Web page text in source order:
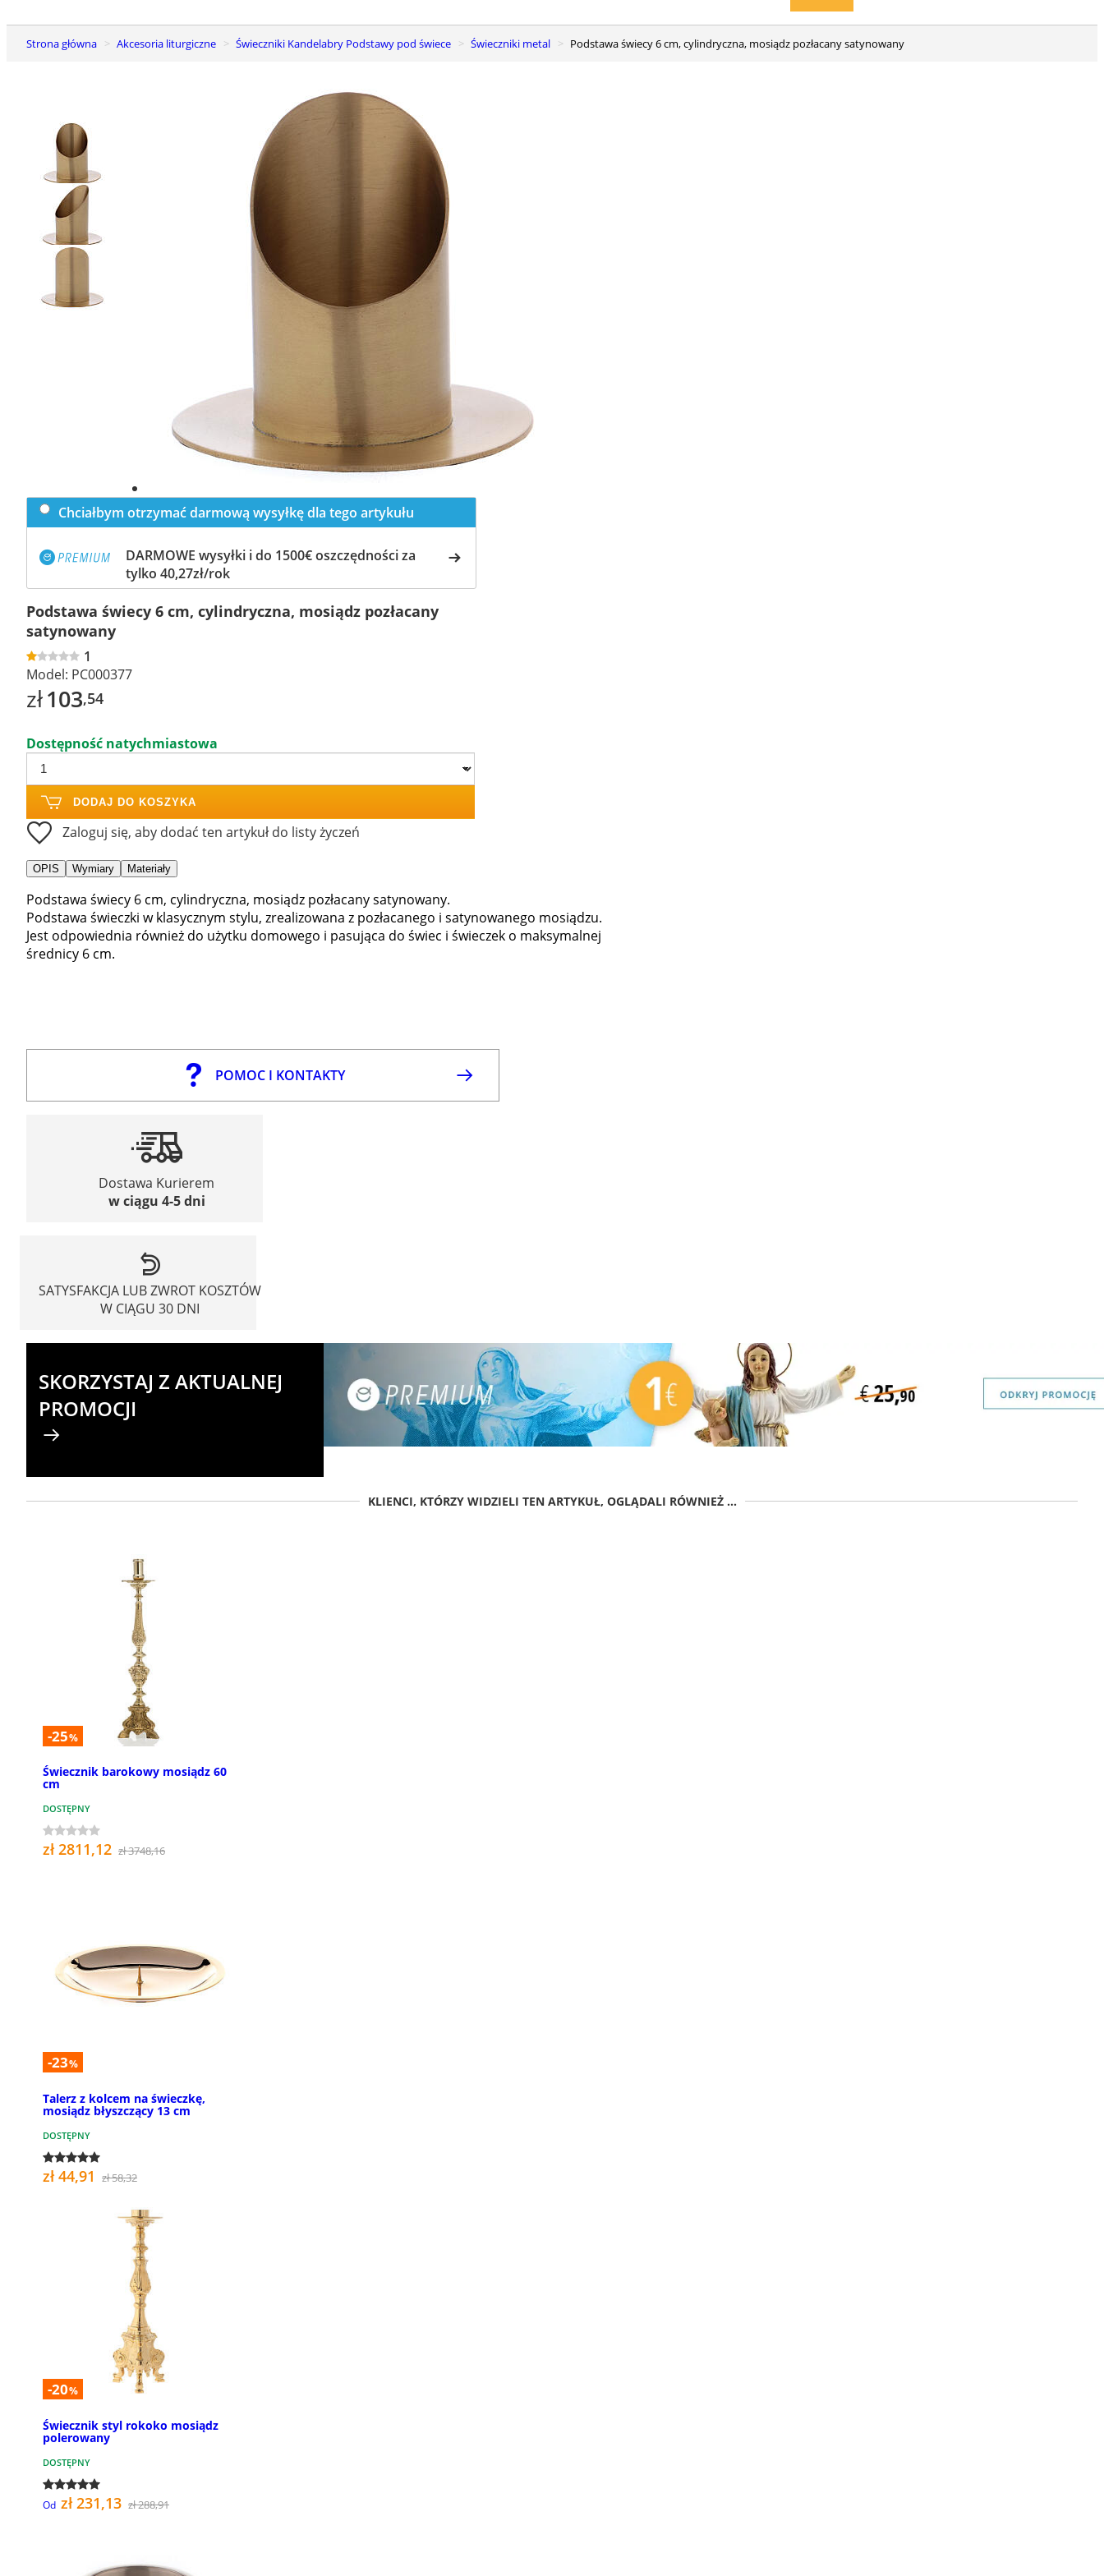
Strona główna Akcesoria liturgiczne Świeczniki Kandelabry Podstawy pod świece Świeczniki metal Podstawa świecy 6 cm, cylindryczna, mosiądz pozłacany satynowany
Chciałbym otrzymać darmową wysyłkę dla tego artykułu
DARMOWE wysyłki i do 1500€ oszczędności za
tylko 40,27zł/rok
Podstawa świecy 6 cm, cylindryczna, mosiądz pozłacany
satynowany
1
Model: PC000377
zł103,54
Dostępność natychmiastowa
DODAJ DO KOSZYKA
Zaloguj się, aby dodać ten artykuł do listy życzeń
OPIS Wymiary Materiały
Podstawa świecy 6 cm, cylindryczna, mosiądz pozłacany satynowany.
Podstawa świeczki w klasycznym stylu, zrealizowana z pozłacanego i satynowanego mosiądzu.
Jest odpowiednia również do użytku domowego i pasująca do świec i świeczek o maksymalnej
średnicy 6 cm.
POMOC I KONTAKTY
Dostawa Kurierem
w ciągu 4-5 dni
SATYSFAKCJA LUB ZWROT KOSZTÓW
W CIĄGU 30 DNI
SKORZYSTAJ Z AKTUALNEJ
PROMOCJI
KLIENCI, KTÓRZY WIDZIELI TEN ARTYKUŁ, OGLĄDALI RÓWNIEŻ ...
-25%
Świecznik barokowy mosiądz 60
cm
DOSTĘPNY
zł 2811,12 zł 3748,16
-23%
Talerz z kolcem na świeczkę,
mosiądz błyszczący 13 cm
DOSTĘPNY
zł 44,91 zł 58,32
-20%
Świecznik styl rokoko mosiądz
polerowany
DOSTĘPNY
Od zł 231,13 zł 288,91